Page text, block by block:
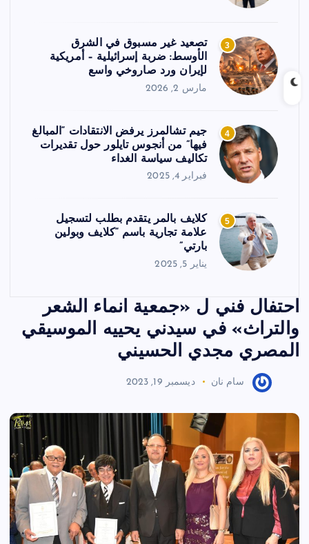
3
تصعيد غير مسبوق في الشرق
الأوسط: ضربة إسرائيلية – أمريكية
لإيران ورد صاروخي واسع
مارس 2, 2026
4
جيم تشالمرز يرفض الانتقادات “المبالغ
فيها” من أنجوس تايلور حول تقديرات
تكاليف سياسة الغداء
فبراير 4, 2025
5
كلايف بالمر يتقدم بطلب لتسجيل
علامة تجارية باسم “كلايف وبولين
بارتي”
يناير 5, 2025
احتفال فني ل «جمعية انماء الشعر
والتراث» في سيدني يحييه الموسيقي
المصري مجدي الحسيني
سام نان ديسمبر 19, 2023